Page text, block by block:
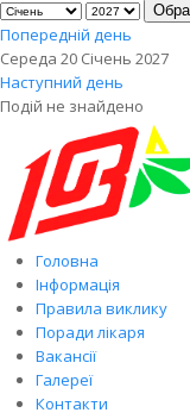
Попередній день
Середа 20 Січень 2027
Наступний день
Подій не знайдено
Головна
Інформація
Правила виклику
Поради лікаря
Вакансії
Галереї
Контакти